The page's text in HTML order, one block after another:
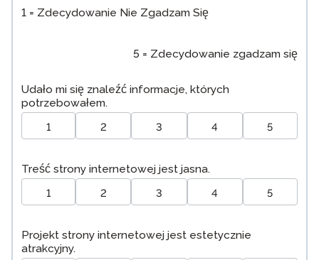
1 = Zdecydowanie Nie Zgadzam Się
5 = Zdecydowanie zgadzam się
Udało mi się znaleźć informacje, których
potrzebowałem.
1 2 3 4 5
Treść strony internetowej jest jasna.
1 2 3 4 5
Projekt strony internetowej jest estetycznie
atrakcyjny.